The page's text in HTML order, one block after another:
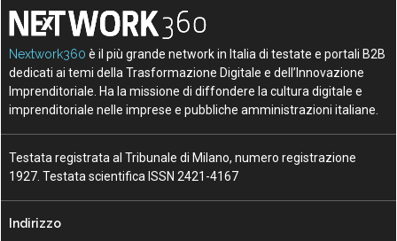
Nextwork360 è il più grande network in Italia di testate e portali B2B
dedicati ai temi della Trasformazione Digitale e dell’Innovazione
Imprenditoriale. Ha la missione di diffondere la cultura digitale e
imprenditoriale nelle imprese e pubbliche amministrazioni italiane.
Testata registrata al Tribunale di Milano, numero registrazione
1927. Testata scientifica ISSN 2421-4167
Indirizzo